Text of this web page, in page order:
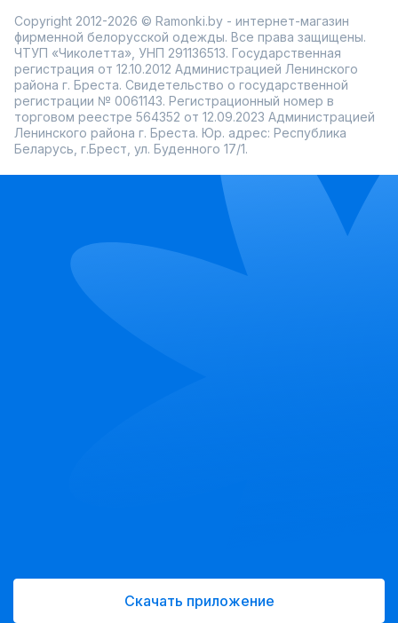
Copyright 2012-2026 © Ramonki.by - интернет-магазин
фирменной белорусской одежды. Все права защищены.
ЧТУП «Чиколетта», УНП 291136513. Государственная
регистрация от 12.10.2012 Администрацией Ленинского
района г. Бреста. Свидетельство о государственной
регистрации № 0061143. Регистрационный номер в
торговом реестре 564352 от 12.09.2023 Администрацией
Ленинского района г. Бреста. Юр. адрес: Республика
Беларусь, г.Брест, ул. Буденного 17/1.
Скачать приложение